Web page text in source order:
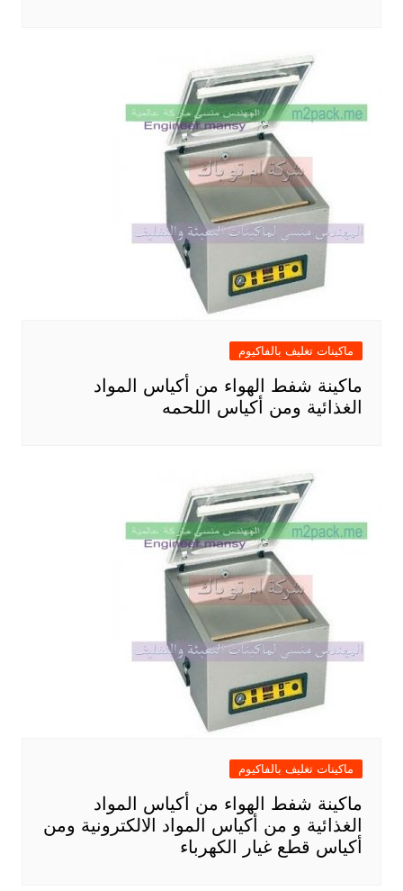
ماكينات تغليف بالفاكيوم
ماكينة شفط الهواء من أكياس المواد
الغذائية ومن أكياس اللحمه
ماكينات تغليف بالفاكيوم
ماكينة شفط الهواء من أكياس المواد
الغذائية و من أكياس المواد الالكترونية ومن
أكياس قطع غيار الكهرباء